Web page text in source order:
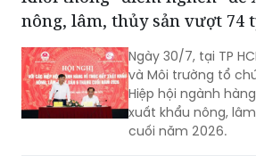
Ngày 30/7, tại TP
và Môi trường tổ
Hiệp hội ngành
xuất khẩu nông,
cuối năm 2026.
Bài 1: Quyết tâm chính trị -